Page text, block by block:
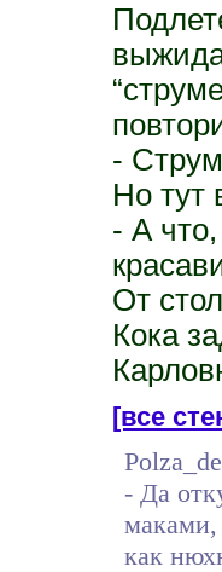
-
Но тут
- А
От
Кока
[все
- Да
маками,
как